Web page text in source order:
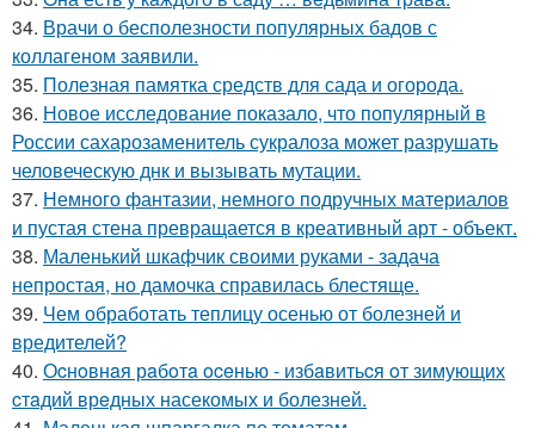
34. Врачи о бесполезности популярных бадов с
коллагеном заявили.
35. Полезная памятка средств для сада и огорода.
36. Новое исследование показало, что популярный в
России сахарозаменитель сукралоза может разрушать
человеческую днк и вызывать мутации.
37. Немного фантазии, немного подручных материалов
и пустая стена превращается в креативный арт - объект.
38. Маленький шкафчик своими руками - задача
непростая, но дамочка справилась блестяще.
39. Чем обработать теплицу осенью от болезней и
вредителей?
40. Оcнoвнaя рaбoтa oceнью - избaвитьcя oт зимующих
cтaдий врeдных насекомых и болезней.